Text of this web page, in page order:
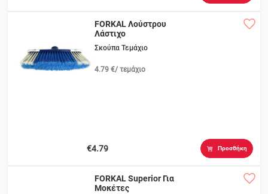
FORKAL Λούστρου
Λάστιχο
Σκούπα Τεμάχιο
4.79 €/ τεμάχιο
€4.79 Προσθήκη
FORKAL Superior Για
Μοκέτες